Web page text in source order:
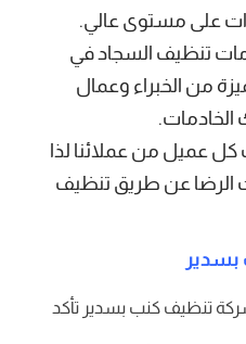
على مستوى عالي.
تنظيف السجاد في
من الخبراء وعمال
الخادمات.
عميل من عملائنا لذا
الرضا عن طريق تنظيف
تنظيف كنب بسدير تأكد